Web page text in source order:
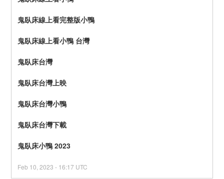
鬼臥床線上看完整版小鴨
鬼臥床線上看小鴨 台灣
鬼臥床台灣
鬼臥床台灣上映
鬼臥床台灣小鴨
鬼臥床台灣下載
鬼臥床小鴨 2023
Feb 10 ,2023 - 16:17 UTC